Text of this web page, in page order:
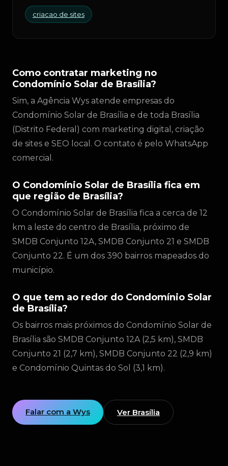
criacao de sites
Como contratar marketing no
Condomínio Solar de Brasília?
Sim, a Agência Wys atende empresas do
Condomínio Solar de Brasília e de toda Brasília
(Distrito Federal) com marketing digital, criação
de sites e SEO local. O contato é pelo WhatsApp
comercial.
O Condomínio Solar de Brasília fica em
que região de Brasília?
O Condomínio Solar de Brasília fica a cerca de 12
km a leste do centro de Brasília, próximo de
SMDB Conjunto 12A, SMDB Conjunto 21 e SMDB
Conjunto 22. É um dos 390 bairros mapeados do
município.
O que tem ao redor do Condomínio Solar
de Brasília?
Os bairros mais próximos do Condomínio Solar de
Brasília são SMDB Conjunto 12A (2,5 km), SMDB
Conjunto 21 (2,7 km), SMDB Conjunto 22 (2,9 km)
e Condomínio Quintas do Sol (3,1 km).
Falar com a Wys Ver Brasília